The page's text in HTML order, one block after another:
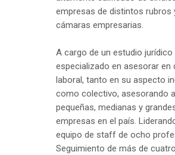
empresas de distintos rubros
cámaras empresarias.
A cargo de un estudio jurídico
especializado en asesorar en
laboral, tanto en su aspecto
como colectivo, asesorando a
pequeñas, medianas y
empresas en el país.
equipo de staff de ocho
Seguimiento de más de